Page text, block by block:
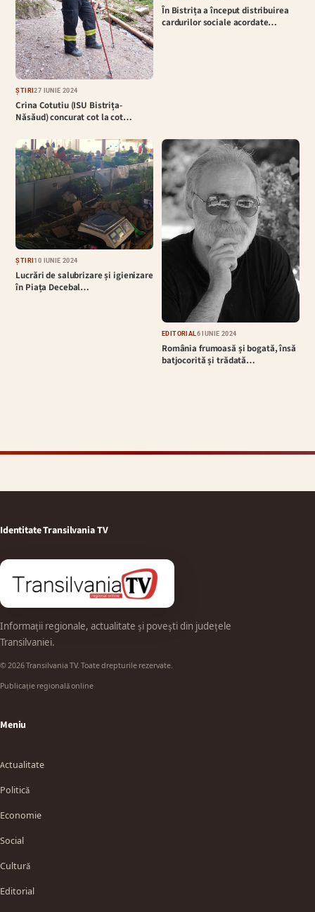
ȘTIRI27 IUNIE 2024
Crina Cotutiu (ISU Bistrița-
Năsăud) concurat cot la cot…
În Bistrița a început distribuirea
cardurilor sociale acordate…
ȘTIRI10 IUNIE 2024
Lucrări de salubrizare și igienizare
în Piața Decebal…
EDITORIAL 6 IUNIE 2024
România frumoasă și bogată, însă
batjocorită și trădată…
Identitate Transilvania TV
Informații regionale, actualitate și povești din județele
Transilvaniei.
© 2026 Transilvania TV. Toate drepturile rezervate.
Publicație regională online
Meniu
Actualitate
Politică
Economie
Social
Cultură
Editorial